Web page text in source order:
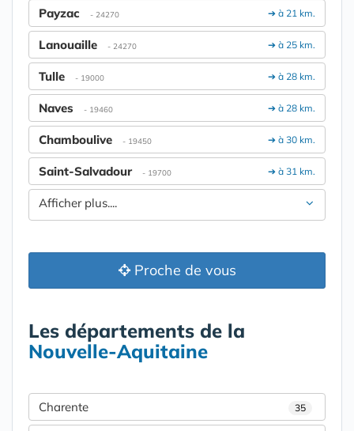
➔ à 21 km.
Payzac - 24270
➔ à 25 km.
Lanouaille - 24270
➔ à 28 km.
Tulle - 19000
➔ à 28 km.
Naves - 19460
➔ à 30 km.
Chamboulive - 19450
➔ à 31 km.
Saint-Salvadour - 19700
Afficher plus....
Proche de vous
Les départements de la
Nouvelle-Aquitaine
Charente 35